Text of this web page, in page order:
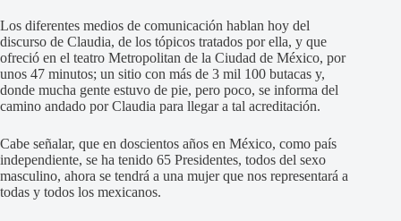
Los diferentes medios de comunicación hablan hoy del
discurso de Claudia, de los tópicos tratados por ella, y que
ofreció en el teatro Metropolitan de la Ciudad de México, por
unos 47 minutos; un sitio con más de 3 mil 100 butacas y,
donde mucha gente estuvo de pie, pero poco, se informa del
camino andado por Claudia para llegar a tal acreditación.
Cabe señalar, que en doscientos años en México, como país
independiente, se ha tenido 65 Presidentes, todos del sexo
masculino, ahora se tendrá a una mujer que nos representará a
todas y todos los mexicanos.